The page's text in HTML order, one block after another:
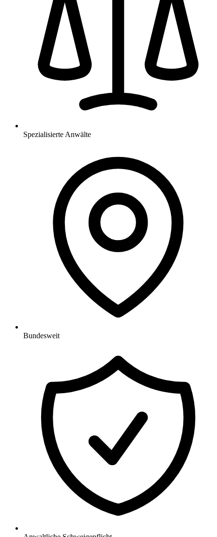
Spezialisierte Anwälte
Bundesweit